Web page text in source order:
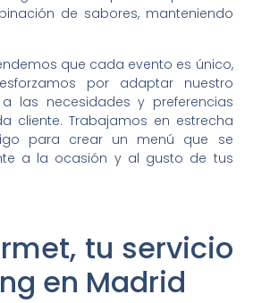
de sabores, manteniendo
que cada evento es único,
por adaptar nuestro
las necesidades y preferencias
cliente. Trabajamos en estrecha
para crear un menú que se
a la ocasión y al gusto de tus
tu servicio
en Madrid